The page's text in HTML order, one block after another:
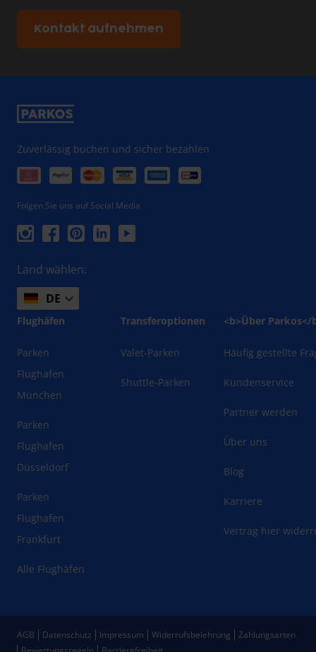
Kontakt aufnehmen
Zuverlässig buchen und sicher bezahlen
Folgen Sie uns auf Social Media
Land wählen:
DE
Flughäfen
Parken
Flughafen
München
Parken
Flughafen
Düsseldorf
Parken
Flughafen
Frankfurt
Alle Flughäfen
Transferoptionen
Valet-Parken
Shuttle-Parken
<b>Über Parkos</
Häufig gestellte
Kundenservice
Partner werden
Über uns
Blog
Karriere
Vertrag hier
AGB Datenschutz Impressum Widerrufsbelehrung
Zahlungsarten